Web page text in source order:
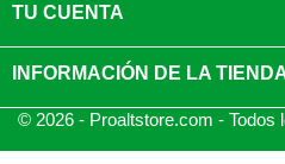
TU CUENTA
INFORMACIÓN DE LA
© 2026 - Proaltstore.com - Todos